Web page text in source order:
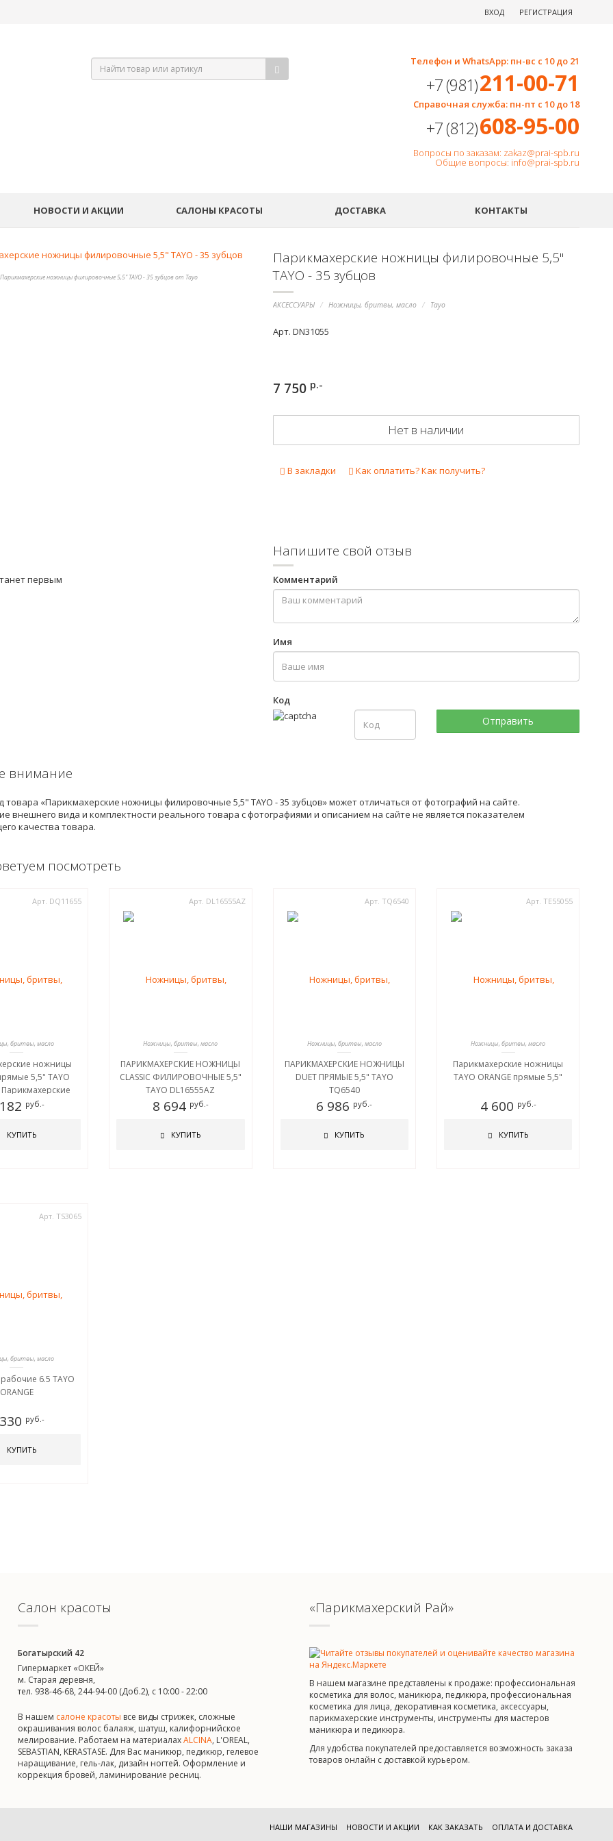
ВХОД РЕГИСТРАЦИЯ
Телефон и WhatsApp: пн-вс с 10 до 21
+7 (981)211-00-71
Справочная служба: пн-пт с 10 до 18
+7 (812)608-95-00
Вопросы по заказам: zakaz@prai-spb.ru
Общие вопросы: info@prai-spb.ru
НОВОСТИ И АКЦИИ САЛОНЫ КРАСОТЫ ДОСТАВКА КОНТАКТЫ
Парикмахерские ножницы филировочные 5,5" TAYO - 35 зубцов от Tayo
Парикмахерские ножницы филировочные 5,5"
TAYO - 35 зубцов
АКСЕССУАРЫ Ножницы, бритвы, масло Tayo
Арт. DN31055
7 750 р.-
Нет в наличии
В закладки Как оплатить? Как получить?
первым
Напишите свой отзыв
Комментарий
Имя
Код
внимание
«Парикмахерские ножницы филировочные 5,5" TAYO - 35 зубцов» может отличаться от фотографий на сайте.
внешнего вида и комплектности реального товара с фотографиями и описанием на сайте не является показателем
качества товара.
посмотреть
Арт. DQ11655
бритвы, масло
ножницы
5,5" TAYO
прямые 5,5"
ПРЯМЫЕ 5,5" TAYO
руб.-
КУПИТЬ
Арт. DL16555AZ
Ножницы, бритвы, масло
ПАРИКМАХЕРСКИЕ НОЖНИЦЫ
CLASSIC ФИЛИРОВОЧНЫЕ 5,5"
TAYO DL16555AZ
8 694 руб.-
КУПИТЬ
Арт. TQ6540
Ножницы, бритвы, масло
ПАРИКМАХЕРСКИЕ НОЖНИЦЫ
DUET ПРЯМЫЕ 5,5" TAYO
TQ6540
6 986 руб.-
КУПИТЬ
Арт. TE55055
Ножницы, бритвы, масло
Парикмахерские ножницы
TAYO ORANGE прямые 5,5"
4 600 руб.-
КУПИТЬ
Арт. TS3065
бритвы, масло
6.5 TAYO
ORANGE
руб.-
КУПИТЬ
Салон красоты
Богатырский 42
Гипермаркет «ОКЕЙ»
м. Старая деревня,
тел. 938-46-68, 244-94-00 (Доб.2), c 10:00 - 22:00
В нашем салоне красоты все виды стрижек, сложные
окрашивания волос балаяж, шатуш, калифорнийское
мелирование. Работаем на материалахALCINA, L'OREAL,
SEBASTIAN, KERASTASE. Для Вас маникюр, педикюр, гелевое
наращивание, гель-лак, дизайн ногтей. Оформление и
коррекция бровей, ламинирование ресниц.
«Парикмахерский Рай»
В нашем магазине представлены к продаже: профессиональная
косметика для волос, маникюра, педикюра, профессиональная
косметика для лица, декоративная косметика, аксессуары,
парикмахерские инструменты, инструменты для мастеров
маникюра и педикюра.
Для удобства покупателей предоставляется возможность заказа
товаров онлайн с доставкой курьером.
НАШИ МАГАЗИНЫ НОВОСТИ И АКЦИИ КАК ЗАКАЗАТЬ ОПЛАТА И ДОСТАВКА